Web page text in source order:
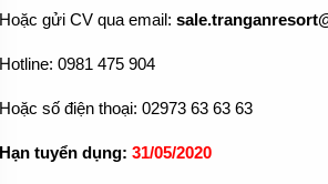
Hoặc gửi CV qua email:
Hotline: 0981 475 904
Hoặc số điện thoại: 02973 63 63 63
Hạn tuyển dụng: 31/05/2020